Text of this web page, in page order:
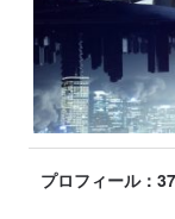
プロフィール：